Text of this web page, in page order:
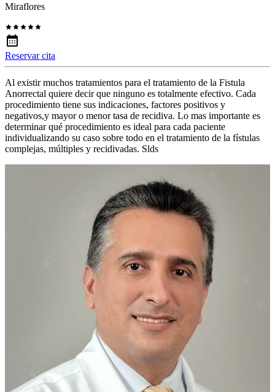
Miraflores
Reservar cita
Al existir muchos tratamientos para el tratamiento de la Fistula
Anorrectal quiere decir que ninguno es totalmente efectivo. Cada
procedimiento tiene sus indicaciones, factores positivos y
negativos,y mayor o menor tasa de recidiva. Lo mas importante es
determinar qué procedimiento es ideal para cada paciente
individualizando su caso sobre todo en el tratamiento de la fístulas
complejas, múltiples y recidivadas. Slds